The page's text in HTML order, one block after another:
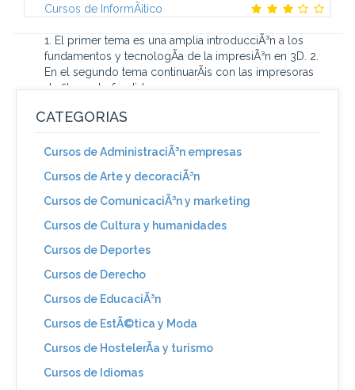
Cursos de InformÃ¡tico
1. El primer tema es una amplia introducciÃ³n a los
fundamentos y tecnologÃ­a de la impresiÃ³n en 3D. 2.
En el segundo tema continuarÃ¡s con las impresoras
de filamento fundido...
CATEGORIAS
Cursos de AdministraciÃ³n empresas
Cursos de Arte y decoraciÃ³n
Cursos de ComunicaciÃ³n y marketing
Cursos de Cultura y humanidades
Cursos de Deportes
Cursos de Derecho
Cursos de EducaciÃ³n
Cursos de EstÃ©tica y Moda
Cursos de HostelerÃ­a y turismo
Cursos de Idiomas